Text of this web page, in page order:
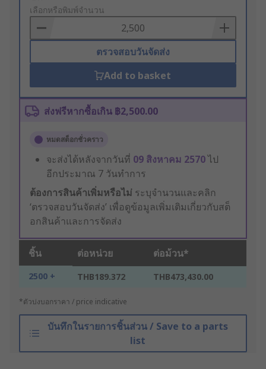
to
Basket
เลือกหรือพิมพ์จำนวน
ตรวจสอบวันจัดส่ง
Add to basket
ส่งฟรีหากซื้อเกิน ฿2,500.00
หมดสต็อกชั่วคราว
จะส่งได้หลังจากวันที่ 09 สิงหาคม 2570ไป
อีกประมาณ 7 วันทำการ
ต้องการสินค้าเพิ่มหรือไม่ ระบุจำนวนและคลิก
‘ตรวจสอบวันจัดส่ง’ เพื่อดูข้อมูลเพิ่มเติมเกี่ยวกับสต็
อกสินค้าและการจัดส่ง
ชิ้น ต่อหน่วย ต่อม้วน*
2500 + THB189.372 THB473,430.00
*ตัวบ่งบอกราคา / price indicative
บันทึกในรายการชิ้นส่วน / Save to a parts
list